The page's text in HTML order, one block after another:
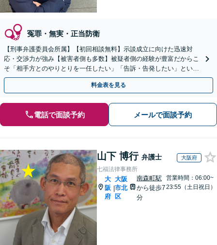
冤罪・無実・正当防衛
【刑事弁護委員会所属】【初回相談無料】示談成立に向けた迅速対
応・交渉力が強み【被害者側も多数】被疑者側の経験が豊富だからこ
そ「相手方とのやりとりを一任したい」「告訴・告発したい」という
相談もお任せください【新宿からのアクセス◎】
料金表を見る
電話で面談予約 メールで面談予約
山下 博行 弁護士 大阪府
七福法律事務所
大
阪
府
|
大阪
市北
区
南森町駅
から徒歩7
分
営業時間：06:00~
23:55（土日祝日）